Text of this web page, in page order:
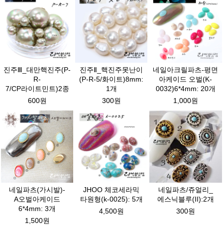
진주Ⅲ_대만핵진주(P-
R-
7/CP라이트민트)2종
600원
진주Ⅱ_핵진주못난이
(P-R-5/화이트)8mm:
1개
300원
네일아크릴파츠-평면
아케이드 오벌(K-
0032)6*4mm: 20개
1,000원
네일파츠(가시발)-
A오벌아케이드
6*4mm: 3개
1,500원
JHOO 체코세라믹
타원형(k-0025): 5개
4,500원
네일파츠/쥬얼리_
에스닉블루(II):2개
300원